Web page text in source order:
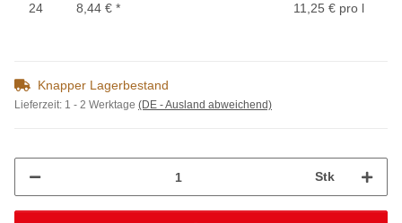
24 8,44 € * 11,25 € pro l
Knapper Lagerbestand
Lieferzeit: 1 - 2 Werktage (DE - Ausland abweichend)
Stk